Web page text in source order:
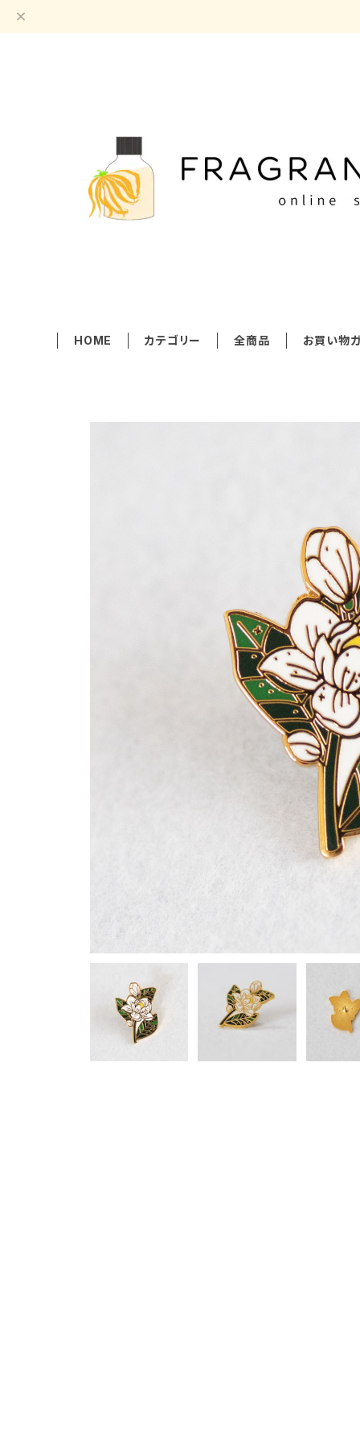
HOME カテゴリー 全商品 お買い物